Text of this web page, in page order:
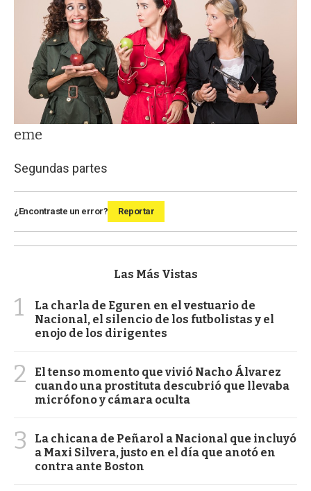
eme
Segundas partes
¿Encontraste un error? Reportar
Las Más Vistas
1
La charla de Eguren en el vestuario de
Nacional, el silencio de los futbolistas y el
enojo de los dirigentes
2
El tenso momento que vivió Nacho Álvarez
cuando una prostituta descubrió que llevaba
micrófono y cámara oculta
3
La chicana de Peñarol a Nacional que incluyó
a Maxi Silvera, justo en el día que anotó en
contra ante Boston